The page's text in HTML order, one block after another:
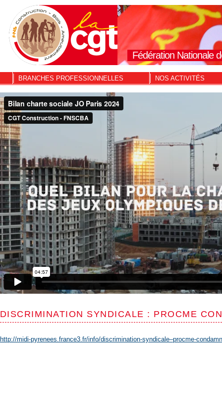
Fédération Nationale
BRANCHES PROFESSIONNELLES NOS ACTIVITÉS
DISCRIMINATION SYNDICALE : PROCME
http://midi-pyrenees.france3.fr/info/discrimination-syndicale–procme-